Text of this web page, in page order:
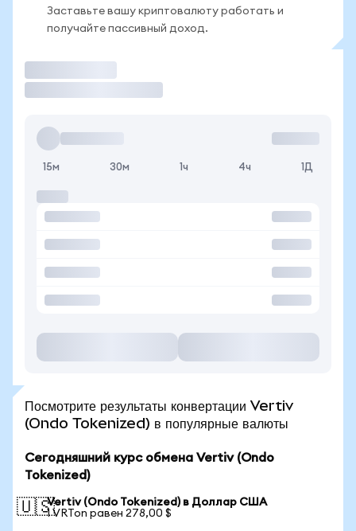
Заставьте вашу криптовалюту работать и
получайте пассивный доход.
15м 30м 1ч 4ч 1Д
Посмотрите результаты конвертации Vertiv
(Ondo Tokenized) в популярные валюты
Сегодняшний курс обмена Vertiv (Ondo
Tokenized)
🇺🇸Vertiv (Ondo Tokenized) в Доллар США
1 VRTon равен 278,00 $